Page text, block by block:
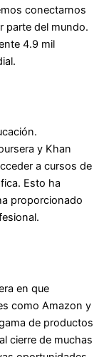
conectarnos
parte del mundo.
4.9 mil
y Khan
a cursos de
Esto ha
proporcionado
en que
como Amazon y
de productos
cierre de muchas